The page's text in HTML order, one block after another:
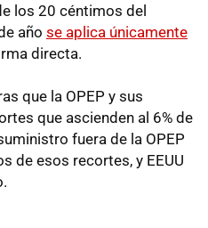
los 20 céntimos del
año se aplica únicamente
directa.
que la OPEP y sus
que ascienden al 6% de
fuera de la OPEP
de esos recortes, y EEUU